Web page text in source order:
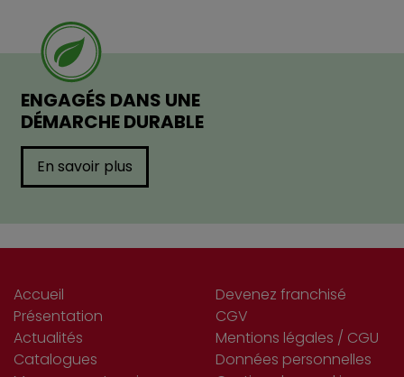
ENGAGÉS DANS UNE
DÉMARCHE DURABLE
En savoir plus
Accueil
Présentation
Actualités
Catalogues
Devenez franchisé
CGV
Mentions légales / CGU
Données personnelles